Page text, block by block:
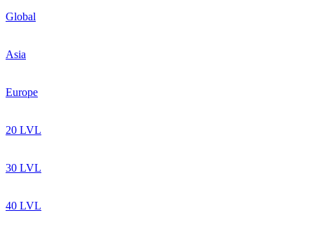
Global
Asia
Europe
20 LVL
30 LVL
40 LVL